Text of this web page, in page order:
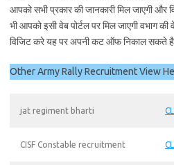
आपको सभी प्रकार की जानकारी मिल जाएगी और
भी आपको इसी वेब पोर्टल पर मिल जाएगी वभाग की
विजिट करे यह पर अपनी कट ऑफ निकाल सकते है
Other Army Rally Recruitment View
jat regiment bharti
CISF Constable recruitment